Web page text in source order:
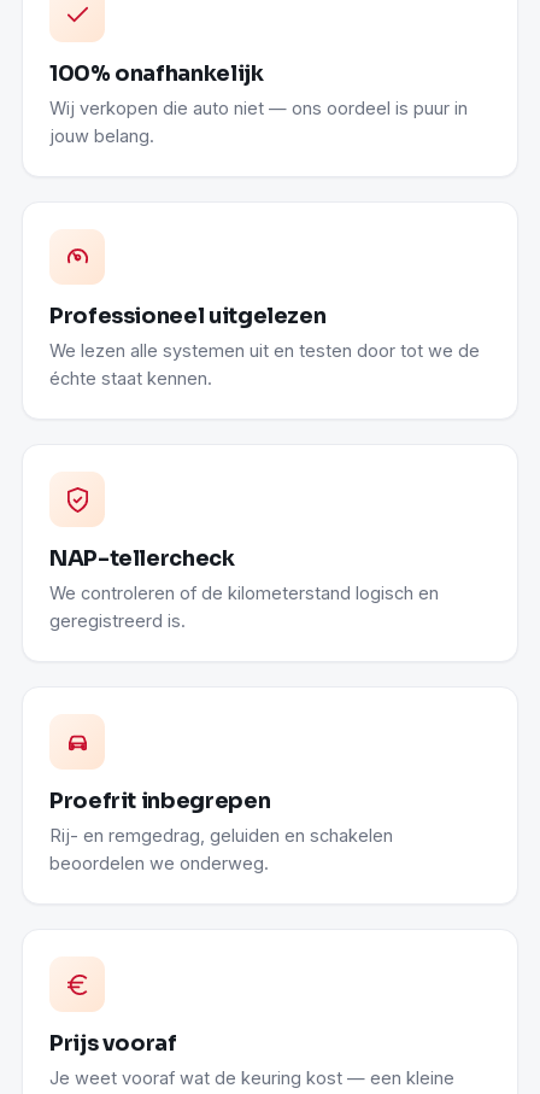
100% onafhankelijk
Wij verkopen die auto niet — ons oordeel is puur in
jouw belang.
Professioneel uitgelezen
We lezen alle systemen uit en testen door tot we de
échte staat kennen.
NAP-tellercheck
We controleren of de kilometerstand logisch en
geregistreerd is.
Proefrit inbegrepen
Rij- en remgedrag, geluiden en schakelen
beoordelen we onderweg.
Prijs vooraf
Je weet vooraf wat de keuring kost — een kleine